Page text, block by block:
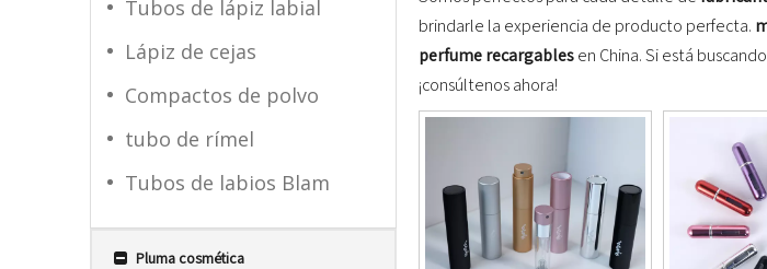
Tubos de lápiz labial
Lápiz de cejas
Compactos de polvo
tubo de rímel
Tubos de labios Blam
Pluma cosmética
brindarle la experiencia de producto perfecta.
perfume recargablesen China. Si está
¡consúltenos ahora!